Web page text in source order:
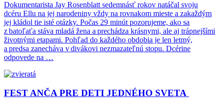
Dokumentarista Jay Rosenblatt sedemnásť rokov natáčal svoju
dcéru Ellu na jej narodeniny vždy na rovnakom mieste a zakaždým
jej kládol tie isté otázky. Počas 29 minút pozorujeme, ako sa
z batoľaťa stáva mladá žena a prechádza krásnymi, ale aj trápnejšími
životnými etapami. Pohľad do každého obdobia je len letmý,
a predsa zanecháva v divákovi nezmazateľnú stopu. Dcérine
odpovede na …
FEST ANČA PRE DETI JEDNÉHO SVETA